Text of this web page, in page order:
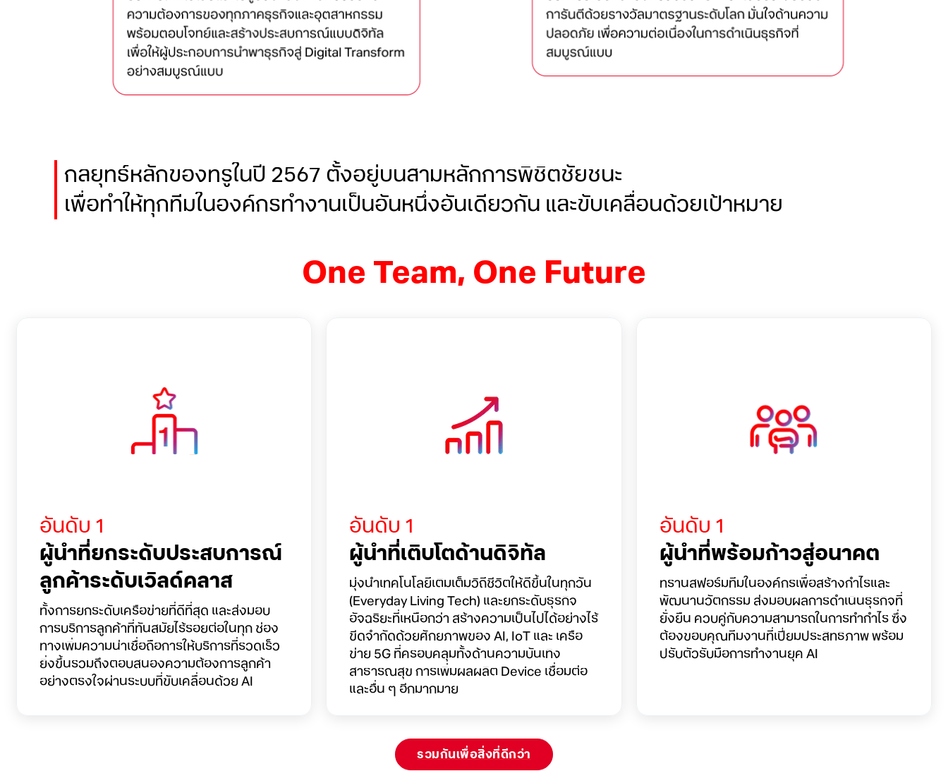
กลยุทธ์หลักของทรูในปี 2567 ตั้งอยู่บนสามหลักการพิชิตชัยชนะ
เพื่อทำให้ทุกทีมในองค์กรทำงานเป็นอันหนึ่งอันเดียวกัน และขับเคลื่อนด้วยเป้าหมาย
One Team, One Future
อันดับ 1
ผู้นำที่ยกระดับประสบการณ์
ลูกค้าระดับเวิลด์คลาส
ทั้งการยกระดับเครือข่ายที่ดีที่สุด และส่งมอบ
การบริการลูกค้าที่ทันสมัยไร้รอยต่อในทุก ช่อง
ทางเพิ่มความน่าเชื่อถือการให้บริการที่รวดเร็ว
ยิ่งขึ้นรวมถึงตอบสนองความต้องการลูกค้า
อย่างตรงใจผ่านระบบที่ขับเคลื่อนด้วย AI
อันดับ 1
ผู้นำที่เติบโตด้านดิจิทัล
มุ่งนำเทคโนโลยีเติมเต็มวิถีชีวิตให้ดีขึ้นในทุกวัน
(Everyday Living Tech) และยกระดับธุรกิจ
อัจฉริยะที่เหนือกว่า สร้างความเป็นไปได้อย่างไร้
ขีดจำกัดด้วยศักยภาพของ AI, IoT และ เครือ
ข่าย 5G ที่ครอบคลุมทั้งด้านความบันเทิง
สาธารณสุข การเพิ่มผลผลิต Device เชื่อมต่อ
และอื่น ๆ อีกมากมาย
อันดับ 1
ผู้นำที่พร้อมก้าวสู่อนาคต
ทรานสฟอร์มทีมในองค์กรเพื่อสร้างกำไรและ
พัฒนานวัตกรรม ส่งมอบผลการดำเนินธุรกิจที่
ยั่งยืน ควบคู่กับความสามารถในการทำกำไร ซึ่ง
ต้องขอบคุณทีมงานที่เปี่ยมประสิทธิภาพ พร้อม
ปรับตัวรับมือการทำงานยุค AI
รวมกันเพื่อสิ่งที่ดีกว่า